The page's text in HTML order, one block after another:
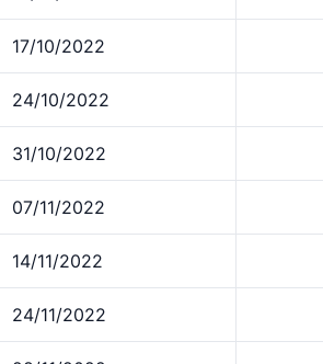
17/10/2022
24/10/2022
31/10/2022
07/11/2022
14/11/2022
24/11/2022